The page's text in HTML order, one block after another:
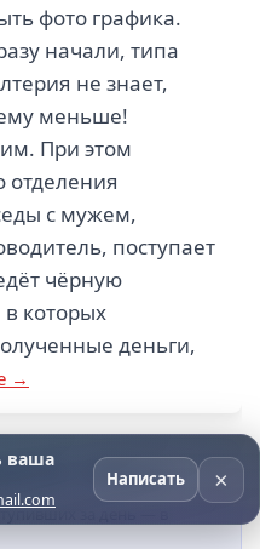
фото графика.
начали, типа
не знает,
меньше!
При этом
отделения
с мужем,
поступает
чёрную
в которых
деньги,
→
ЗП — отбор за
за день — в
›
ваша
Написать ×